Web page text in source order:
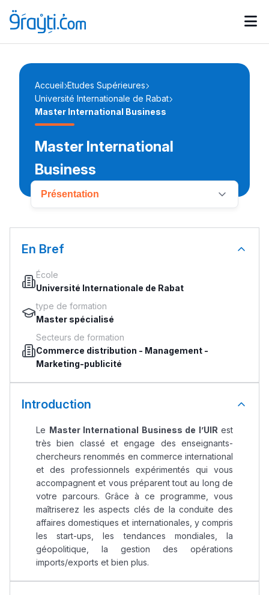
Catégories
d'actualités
Annonces bourses
Accueil Etudes Supérieures
Université Internationale de Rabat
Master International Business
Master International
Business
Présentation
En Bref
École
Université Internationale de Rabat
type de formation
Master spécialisé
Secteurs de formation
Commerce distribution - Management -
Marketing-publicité
Introduction
Le Master International Business de l’UIR est
très bien classé et engage des enseignants-
chercheurs renommés en commerce international
et des professionnels expérimentés qui vous
accompagnent et vous préparent tout au long de
votre parcours. Grâce à ce programme, vous
maîtriserez les aspects clés de la conduite des
affaires domestiques et internationales, y compris
les start-ups, les tendances mondiales, la
géopolitique, la gestion des opérations
imports/exports et bien plus.